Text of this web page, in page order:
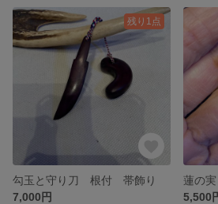
残り1点
勾玉と守り刀 根付 帯飾り
7,000円
蓮の
5,500